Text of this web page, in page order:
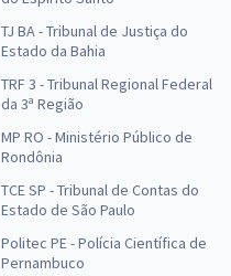
TJ BA - Tribunal de Justiça do
Estado da Bahia
TRF 3 - Tribunal Regional Federal
da 3ª Região
MP RO - Ministério Público de
Rondônia
TCE SP - Tribunal de Contas do
Estado de São Paulo
Politec PE - Polícia Científica de
Pernambuco